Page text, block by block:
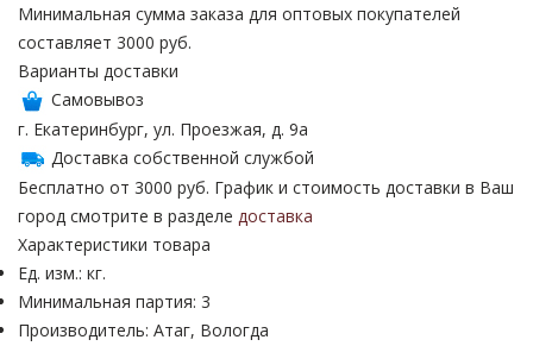
Минимальная сумма заказа для оптовых покупателей
составляет 3000 руб.
Варианты доставки
Самовывоз
г. Екатеринбург, ул. Проезжая, д. 9а
Доставка собственной службой
Бесплатно от 3000 руб. График и стоимость доставки в Ваш
город смотрите в разделе доставка
Характеристики товара
Ед. изм.: кг.
Минимальная партия: 3
Производитель: Атаг, Вологда